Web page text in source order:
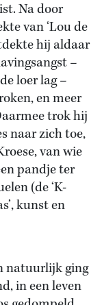
Na door
van ‘Lou de
hij aldaar
–
loer lag –
en meer
trok hij
naar zich toe,
van wie
pandje ter
(de ‘K-
kunst en
natuurlijk ging
in een leven